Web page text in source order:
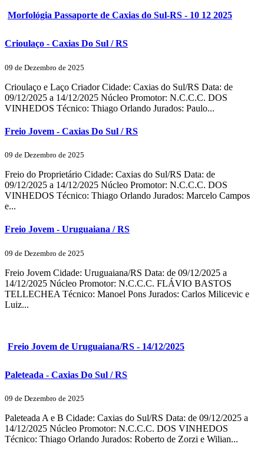
Morfológia Passaporte de Caxias do Sul-RS - 10 12 2025
Crioulaço - Caxias Do Sul / RS
09 de Dezembro de 2025
Crioulaço e Laço Criador Cidade: Caxias do Sul/RS Data: de
09/12/2025 a 14/12/2025 Núcleo Promotor: N.C.C.C. DOS
VINHEDOS Técnico: Thiago Orlando Jurados: Paulo...
Freio Jovem - Caxias Do Sul / RS
09 de Dezembro de 2025
Freio do Proprietário Cidade: Caxias do Sul/RS Data: de
09/12/2025 a 14/12/2025 Núcleo Promotor: N.C.C.C. DOS
VINHEDOS Técnico: Thiago Orlando Jurados: Marcelo Campos
e...
Freio Jovem - Uruguaiana / RS
09 de Dezembro de 2025
Freio Jovem Cidade: Uruguaiana/RS Data: de 09/12/2025 a
14/12/2025 Núcleo Promotor: N.C.C.C. FLÁVIO BASTOS
TELLECHEA Técnico: Manoel Pons Jurados: Carlos Milicevic e
Luiz...
Freio Jovem de Uruguaiana/RS - 14/12/2025
Paleteada - Caxias Do Sul / RS
09 de Dezembro de 2025
Paleteada A e B Cidade: Caxias do Sul/RS Data: de 09/12/2025 a
14/12/2025 Núcleo Promotor: N.C.C.C. DOS VINHEDOS
Técnico: Thiago Orlando Jurados: Roberto de Zorzi e Wilian...